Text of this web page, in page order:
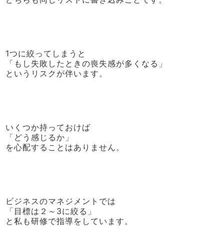
1つに絞ってしまうと
「もし失敗したときの喪失感が多くなる」
というリスクが伴います。
いくつか持っておけば
「どう感じるか」
を心配することはありません。
ビジネスのマネジメントでは
「目標は２～3に絞る」
と私も研修で指導をしています。